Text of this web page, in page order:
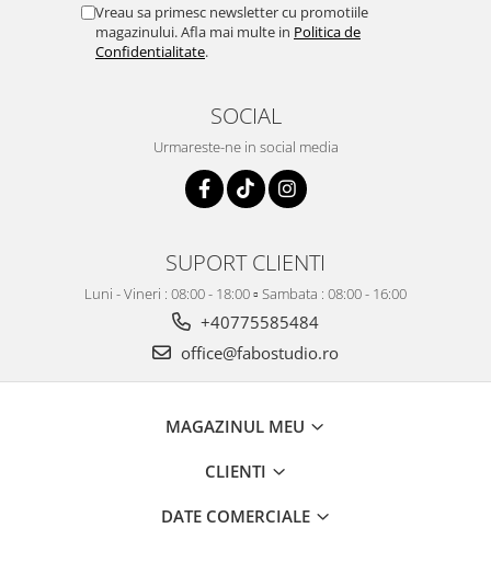
Vreau sa primesc newsletter cu promotiile
magazinului. Afla mai multe in Politica de
Confidentialitate.
SOCIAL
Urmareste-ne in social media
SUPORT CLIENTI
Luni - Vineri : 08:00 - 18:00 ▫️ Sambata : 08:00 - 16:00
+40775585484
office@fabostudio.ro
MAGAZINUL MEU
CLIENTI
DATE COMERCIALE